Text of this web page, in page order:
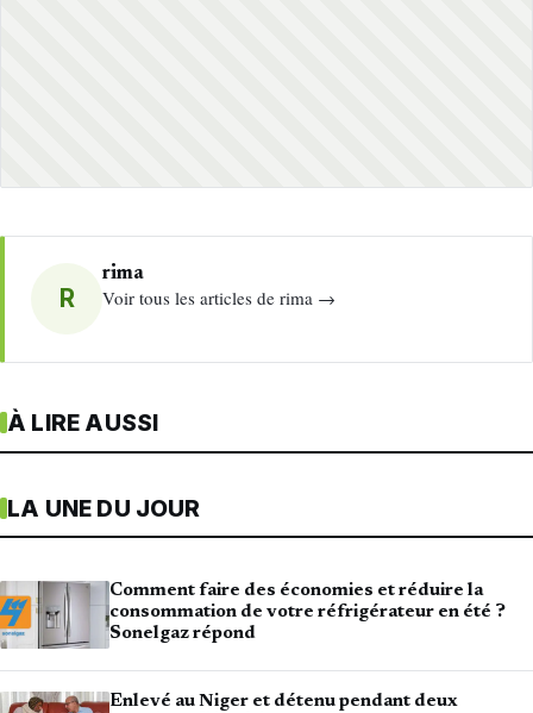
R
rima
Voir tous les articles de rima →
À LIRE AUSSI
LA UNE DU JOUR
Comment faire des économies et réduire la
consommation de votre réfrigérateur en été ?
Sonelgaz répond
Enlevé au Niger et détenu pendant deux